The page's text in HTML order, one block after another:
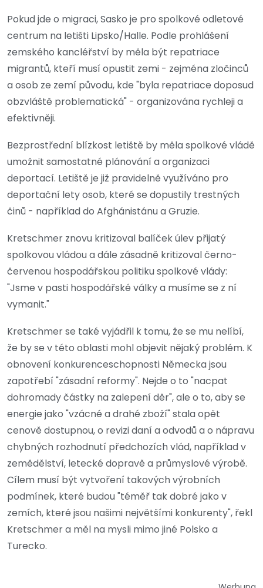
Pokud jde o migraci, Sasko je pro spolkové odletové
centrum na letišti Lipsko/Halle. Podle prohlášení
zemského kancléřství by měla být repatriace
migrantů, kteří musí opustit zemi - zejména zločinců
a osob ze zemí původu, kde "byla repatriace doposud
obzvláště problematická" - organizována rychleji a
efektivněji.
Bezprostřední blízkost letiště by měla spolkové vládě
umožnit samostatné plánování a organizaci
deportací. Letiště je již pravidelně využíváno pro
deportační lety osob, které se dopustily trestných
činů - například do Afghánistánu a Gruzie.
Kretschmer znovu kritizoval balíček úlev přijatý
spolkovou vládou a dále zásadně kritizoval černo-
červenou hospodářskou politiku spolkové vlády:
"Jsme v pasti hospodářské války a musíme se z ní
vymanit."
Kretschmer se také vyjádřil k tomu, že se mu nelíbí,
že by se v této oblasti mohl objevit nějaký problém. K
obnovení konkurenceschopnosti Německa jsou
zapotřebí "zásadní reformy". Nejde o to "nacpat
dohromady částky na zalepení děr", ale o to, aby se
energie jako "vzácné a drahé zboží" stala opět
cenově dostupnou, o revizi daní a odvodů a o nápravu
chybných rozhodnutí předchozích vlád, například v
zemědělství, letecké dopravě a průmyslové výrobě.
Cílem musí být vytvoření takových výrobních
podmínek, které budou "téměř tak dobré jako v
zemích, které jsou našimi největšími konkurenty", řekl
Kretschmer a měl na mysli mimo jiné Polsko a
Turecko.